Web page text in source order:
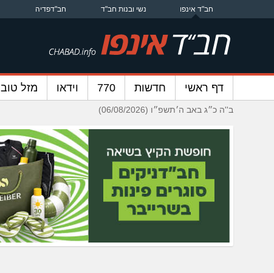
חב"ד אינפו נשי ובנות חב"ד חב"דפדיה
דף ראשי חדשות 770 וידאו מזל טוב
ב''ה כ״ג באב ה׳תשפ״ו (06/08/2026)